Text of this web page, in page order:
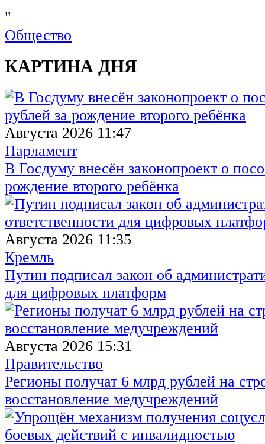
"
Общество
КАРТИНА ДНЯ
Августа 2026 11:47
Парламент
В Госдуму внесён законопроект о
рождение второго ребёнка
Августа 2026 11:35
Кремль
Путин подписал закон об
для цифровых платформ
Августа 2026 15:31
Правительство
Регионы получат 6 млрд рублей на
восстановление медучреждений